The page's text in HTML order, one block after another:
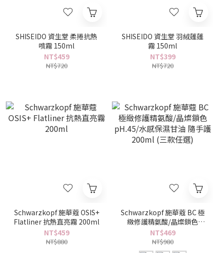
SHISEIDO 資生堂 柔捲抗熱
噴霧 150ml
NT$459
NT$720
SHISEIDO 資生堂 羽絨蓬蓬
霧 150ml
NT$399
NT$720
Schwarzkopf 施華蔻 OSIS+
Flatliner 抗熱直亮霧 200ml
NT$459
NT$880
Schwarzkopf 施華蔻 BC 極
緻修護精氨酸/晶燦鎖色
pH.45/水感保濕甘油 隨手護
200ml (三款任選)
NT$469
NT$980